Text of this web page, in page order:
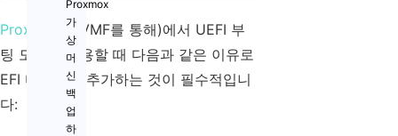
Proxmox
가
상
머
신
백
업
하
Proxmox
(OVMF를 통해)에서 UEFI 부
팅 모드를 사용할 때 다음과 같은 이유로
EFI 디스크를 추가하는 것이 필수적입니
다: